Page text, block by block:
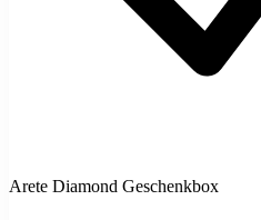
Arete Diamond Geschenkbox